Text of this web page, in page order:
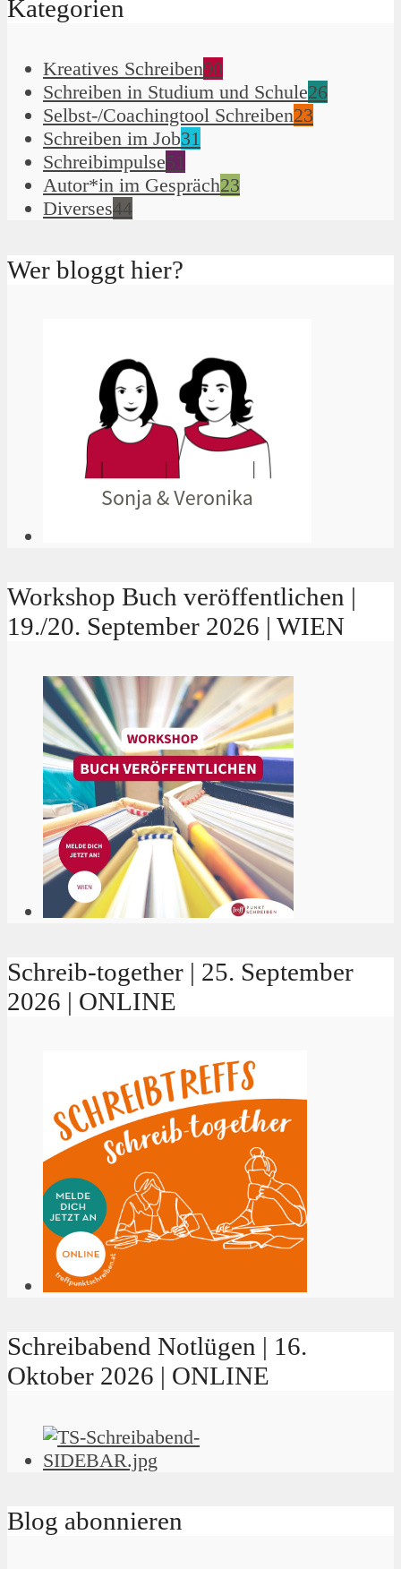
Kategorien
Kreatives Schreiben90
Schreiben in Studium und Schule26
Selbst-/Coachingtool Schreiben23
Schreiben im Job31
Schreibimpulse51
Autor*in im Gespräch23
Diverses44
Wer bloggt hier?
Workshop Buch veröffentlichen |
19./20. September 2026 | WIEN
Schreib-together | 25. September
2026 | ONLINE
Schreibabend Notlügen | 16.
Oktober 2026 | ONLINE
Blog abonnieren